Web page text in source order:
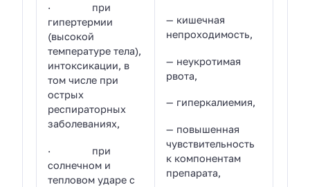
· при
гипертермии
(высокой
температуре тела),
интоксикации, в
том числе при
острых
респираторных
заболеваниях,
· при
солнечном и
тепловом ударе с
— кишечная
непроходимость,
— неукротимая
рвота,
— гиперкалиемия,
— повышенная
чувствительность
к компонентам
препарата,